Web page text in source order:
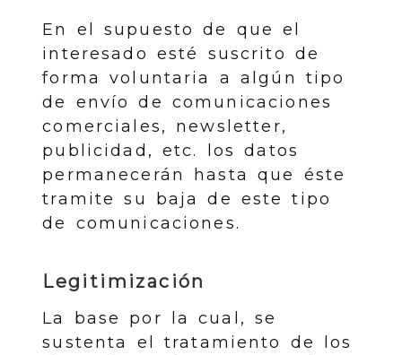
En el supuesto de que el
interesado esté suscrito de
forma voluntaria a algún tipo
de envío de comunicaciones
comerciales, newsletter,
publicidad, etc. los datos
permanecerán hasta que éste
tramite su baja de este tipo
de comunicaciones.
Legitimización
La base por la cual, se
sustenta el tratamiento de los